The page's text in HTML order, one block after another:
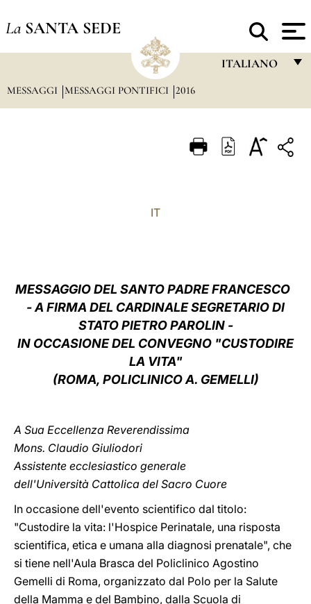
La SANTA SEDE
ITALIANO
ITALIANO
中文
LATINE
MESSAGGI MESSAGGI PONTIFICI 2016
IT
MESSAGGIODEL SANTO PADRE FRANCESCO
- A FIRMA DEL CARDINALE SEGRETARIO DI
STATO PIETRO PAROLIN -
IN OCCASIONE DEL CONVEGNO "CUSTODIRE
LA VITA"
(ROMA, POLICLINICO A. GEMELLI)
A Sua Eccellenza Reverendissima
Mons. Claudio Giuliodori
Assistente ecclesiastico generale
dell'Università Cattolica del Sacro Cuore
In occasione dell'evento scientifico dal titolo:
"Custodire la vita: l'Hospice Perinatale, una risposta
scientifica, etica e umana alla diagnosi prenatale", che
si tiene nell'Aula Brasca del Policlinico Agostino
Gemelli di Roma, organizzato dal Polo per la Salute
della Mamma e del Bambino, dalla Scuola di